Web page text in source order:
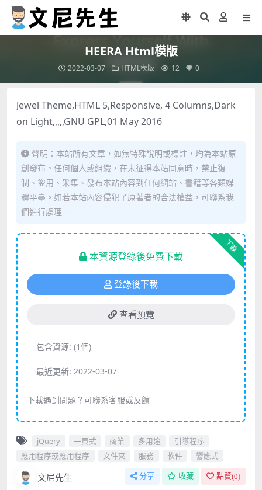
HEERA Html模版
2022-03-07 HTML模版 12 0
Jewel Theme,HTML 5,Responsive, 4 Columns,Dark
on Light,,,,,GNU GPL,01 May 2016
聲明：本站所有文章，如無特殊說明或標註，均為本站原
創發布。任何個人或組織，在未征得本站同意時，禁止復
制、盜用、采集、發布本站內容到任何網站、書籍等各類媒
體平臺。如若本站內容侵犯了原著者的合法權益，可聯系我
們進行處理。
下載
本資源登錄後免費下載
登錄後下載
查看預覽
包含資源: (1個)
最近更新: 2022-03-07
下載遇到問題？可聯系客服或反饋
jQuery 一頁式 商業 多用途
引導程序
應用程序或應用程序
文件夾 服務 軟件 響應式
文尼先生 分享 收藏 點贊(0)